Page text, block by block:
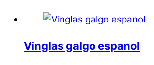
Vinglas galgo espanol